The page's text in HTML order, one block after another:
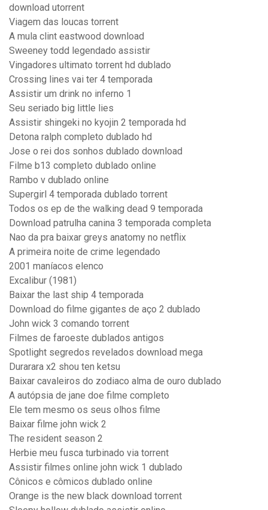
download utorrent
Viagem das loucas torrent
A mula clint eastwood download
Sweeney todd legendado assistir
Vingadores ultimato torrent hd dublado
Crossing lines vai ter 4 temporada
Assistir um drink no inferno 1
Seu seriado big little lies
Assistir shingeki no kyojin 2 temporada hd
Detona ralph completo dublado hd
Jose o rei dos sonhos dublado download
Filme b13 completo dublado online
Rambo v dublado online
Supergirl 4 temporada dublado torrent
Todos os ep de the walking dead 9 temporada
Download patrulha canina 3 temporada completa
Nao da pra baixar greys anatomy no netflix
A primeira noite de crime legendado
2001 maníacos elenco
Excalibur (1981)
Baixar the last ship 4 temporada
Download do filme gigantes de aço 2 dublado
John wick 3 comando torrent
Filmes de faroeste dublados antigos
Spotlight segredos revelados download mega
Durarara x2 shou ten ketsu
Baixar cavaleiros do zodiaco alma de ouro dublado
A autópsia de jane doe filme completo
Ele tem mesmo os seus olhos filme
Baixar filme john wick 2
The resident season 2
Herbie meu fusca turbinado via torrent
Assistir filmes online john wick 1 dublado
Cônicos e cômicos dublado online
Orange is the new black download torrent